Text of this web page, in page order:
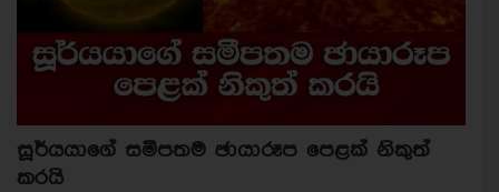
සූර්යයාගේ සමීපතම ඡායාරූප පෙළක් නිකුත්
කරයි